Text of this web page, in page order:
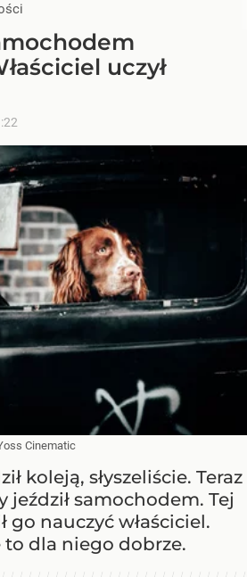
uczył
Cinematic
koleją, słyszeliście. Teraz
jeździł samochodem. Tej
go nauczyć właściciel.
to dla niego dobrze.